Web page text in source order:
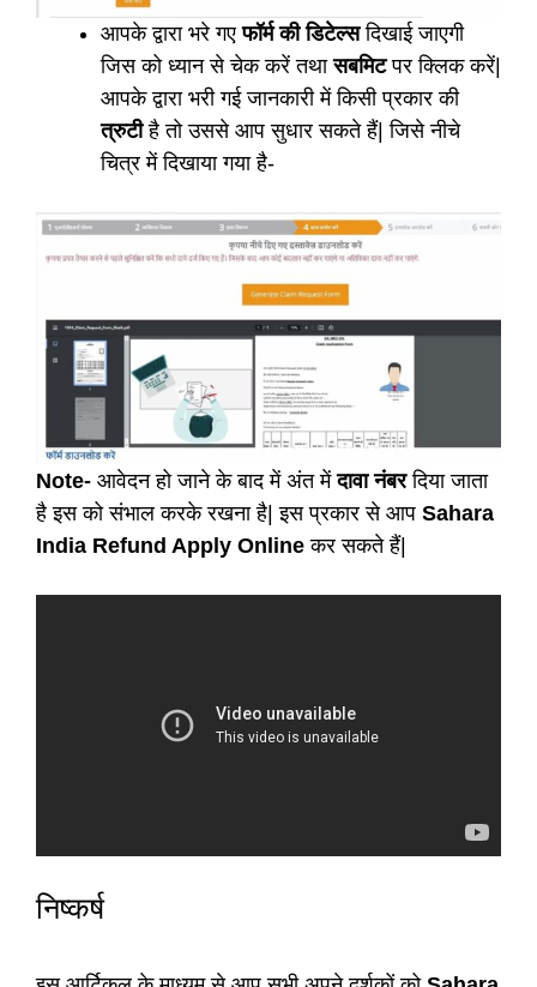
आपके द्वारा भरे गएफॉर्म की डिटेल्सदिखाई जाएगी
जिस को ध्यान से चेक करें तथासबमिटपर क्लिक करें|
आपके द्वारा भरी गई जानकारी में किसी प्रकार की
त्रुटीहै तो उससे आप सुधार सकते हैं| जिसे नीचे
चित्र में दिखाया गया है-
Note- आवेदन हो जाने के बाद में अंत मेंदावा नंबरदिया जाता
है इस को संभाल करके रखना है| इस प्रकार से आप Sahara
India Refund Apply Online कर सकते हैं|
निष्कर्ष